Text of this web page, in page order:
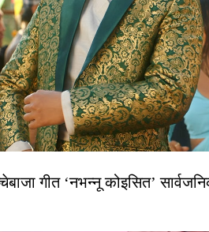
गीत ‘नभन्नू कोइसित’